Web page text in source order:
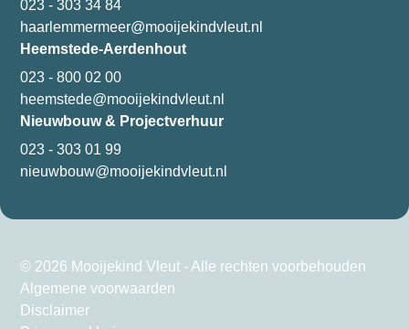
023 - 303 34 84
haarlemmermeer@mooijekindvleut.nl
Heemstede-Aerdenhout
023 - 800 02 00
heemstede@mooijekindvleut.nl
Nieuwbouw & Projectverhuur
023 - 303 01 99
nieuwbouw@mooijekindvleut.nl
© 2026 Mooijekind Vleut - Alle rechten voorbehouden
Algemene voorwaarden
Disclaimer